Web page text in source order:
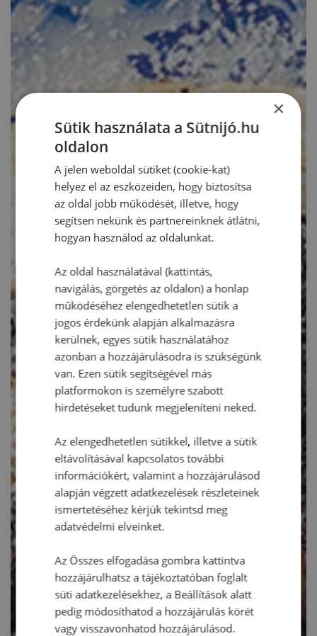
×
Sütik használata a Sütnijó.hu
oldalon
A jelen weboldal sütiket (cookie-kat)
helyez el az eszközeiden, hogy biztosítsa
az oldal jobb működését, illetve, hogy
segítsen nekünk és partnereinknek átlátni,
hogyan használod az oldalunkat.
Az oldal használatával (kattintás,
navigálás, görgetés az oldalon) a honlap
működéséhez elengedhetetlen sütik a
jogos érdekünk alapján alkalmazásra
kerülnek, egyes sütik használatához
azonban a hozzájárulásodra is szükségünk
van. Ezen sütik segítségével más
platformokon is személyre szabott
hirdetéseket tudunk megjeleníteni neked.
Az elengedhetetlen sütikkel, illetve a sütik
eltávolításával kapcsolatos további
információkért, valamint a hozzájárulásod
alapján végzett adatkezelések részleteinek
ismertetéséhez kérjük tekintsd meg
adatvédelmi elveinket.
Az Összes elfogadása gombra kattintva
hozzájárulhatsz a tájékoztatóban foglalt
süti adatkezelésekhez, a Beállítások alatt
pedig módosíthatod a hozzájárulás körét
vagy visszavonhatod hozzájárulásod.